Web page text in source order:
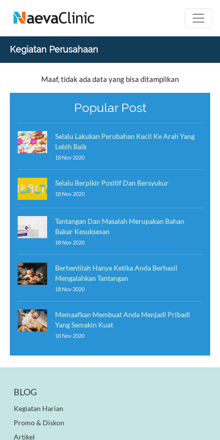
Kegiatan Perusahaan
Maaf, tidak ada data yang bisa ditampilkan
Popular Post
Selalu Lakukan Perubahan Kecil Ke Arah Yang
Lebih Baik
18 Nov 2020
Selalu Berpikir Positif Dan Bersyukur
18 Nov 2020
Tantangan Dan Masalah Merupakan Bahan
Bakar Kesuksesan
18 Nov 2020
Berhentilah Hanya Ketika Anda Berhasil
Mengalahkan Tantangan
18 Nov 2020
Memaafkan Membuat Anda Menjadi Pribadi
Yang Semakin Kuat
18 Nov 2020
BLOG
Kegiatan Harian
Promo & Diskon
Artikel